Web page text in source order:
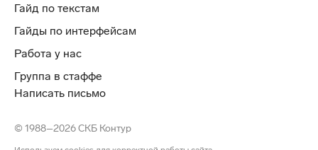
Гайд по текстам
Гайды по интерфейсам
Работа у нас
Группа в стаффе
Написать письмо
© 1988–2026 СКБ Контур